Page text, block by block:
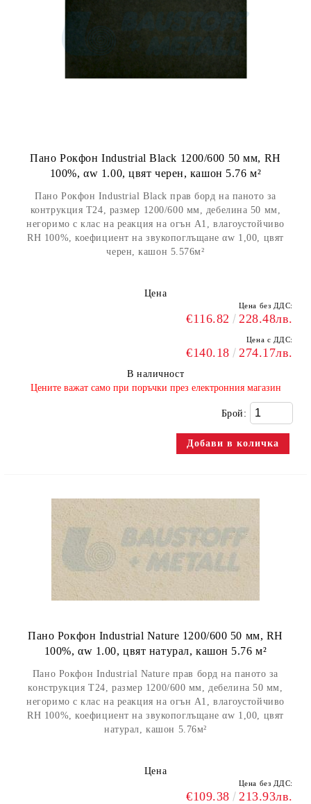
Пано Рокфон Industrial Black 1200/600 50 мм, RH
100%, αw 1.00, цвят черен, кашон 5.76 м²
Пано Рокфон Industrial Black прав борд на паното за
контрукция Т24, размер 1200/600 мм, дебелина 50 мм,
негоримо с клас на реакция на огън А1, влагоустойчиво
RH 100%, коефициент на звукопоглъщане αw 1,00, цвят
черен, кашон 5.576м²
Цена
Цена без ДДС:
€116.82 228.48лв.
Цена с ДДС:
€140.18 274.17лв.
В наличност
​Цените важат само при поръчки през електронния магазин
Брой:
Пано Рокфон Industrial Nature 1200/600 50 мм, RH
100%, αw 1.00, цвят натурал, кашон 5.76 м²
Пано Рокфон Industrial Nature прав борд на паното за
конструкция Т24, размер 1200/600 мм, дебелина 50 мм,
негоримо с клас на реакция на огън А1, влагоустойчиво
RH 100%, коефициент на звукопоглъщане αw 1,00, цвят
натурал, кашон 5.76м²
Цена
Цена без ДДС:
€109.38 213.93лв.